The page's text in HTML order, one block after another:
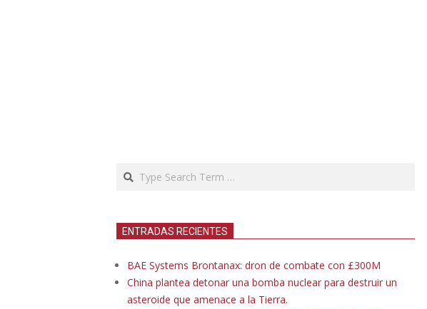
Search
ENTRADAS RECIENTES
BAE Systems Brontanax: dron de combate con £300M
China plantea detonar una bomba nuclear para destruir un
asteroide que amenace a la Tierra.